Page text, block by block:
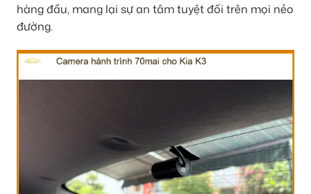
hàng đầu, mang lại sự an tâm tuyệt đối trên mọi nẻo
đường.